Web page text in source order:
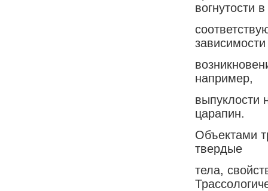
вогнутости
например,
выпуклости
царапин.
Объектами
твердые
тела,